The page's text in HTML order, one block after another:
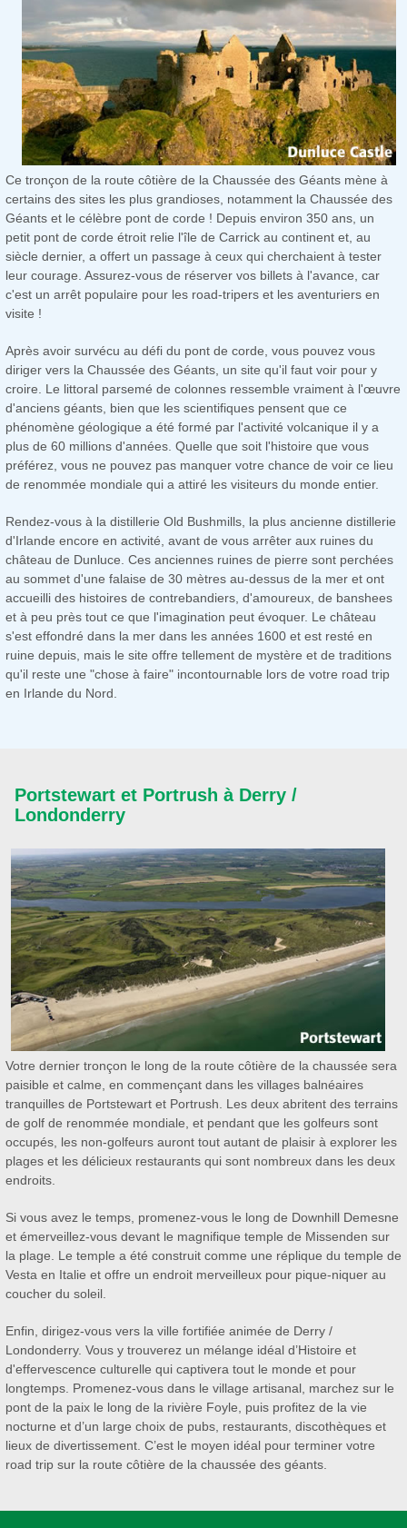
Ce tronçon de la route côtière de la Chaussée des Géants mène à
certains des sites les plus grandioses, notamment la Chaussée des
Géants et le célèbre pont de corde ! Depuis environ 350 ans, un
petit pont de corde étroit relie l'île de Carrick au continent et, au
siècle dernier, a offert un passage à ceux qui cherchaient à tester
leur courage. Assurez-vous de réserver vos billets à l'avance, car
c'est un arrêt populaire pour les road-tripers et les aventuriers en
visite !
Après avoir survécu au défi du pont de corde, vous pouvez vous
diriger vers la Chaussée des Géants, un site qu'il faut voir pour y
croire. Le littoral parsemé de colonnes ressemble vraiment à l'œuvre
d'anciens géants, bien que les scientifiques pensent que ce
phénomène géologique a été formé par l'activité volcanique il y a
plus de 60 millions d'années. Quelle que soit l'histoire que vous
préférez, vous ne pouvez pas manquer votre chance de voir ce lieu
de renommée mondiale qui a attiré les visiteurs du monde entier.
Rendez-vous à la distillerie Old Bushmills, la plus ancienne distillerie
d'Irlande encore en activité, avant de vous arrêter aux ruines du
château de Dunluce. Ces anciennes ruines de pierre sont perchées
au sommet d'une falaise de 30 mètres au-dessus de la mer et ont
accueilli des histoires de contrebandiers, d'amoureux, de banshees
et à peu près tout ce que l'imagination peut évoquer. Le château
s'est effondré dans la mer dans les années 1600 et est resté en
ruine depuis, mais le site offre tellement de mystère et de traditions
qu'il reste une "chose à faire" incontournable lors de votre road trip
en Irlande du Nord.
Portstewart et Portrush à Derry /
Londonderry
Votre dernier tronçon le long de la route côtière de la chaussée sera
paisible et calme, en commençant dans les villages balnéaires
tranquilles de Portstewart et Portrush. Les deux abritent des terrains
de golf de renommée mondiale, et pendant que les golfeurs sont
occupés, les non-golfeurs auront tout autant de plaisir à explorer les
plages et les délicieux restaurants qui sont nombreux dans les deux
endroits.
Si vous avez le temps, promenez-vous le long de Downhill Demesne
et émerveillez-vous devant le magnifique temple de Missenden sur
la plage. Le temple a été construit comme une réplique du temple de
Vesta en Italie et offre un endroit merveilleux pour pique-niquer au
coucher du soleil.
Enfin, dirigez-vous vers la ville fortifiée animée de Derry /
Londonderry. Vous y trouverez un mélange idéal d’Histoire et
d'effervescence culturelle qui captivera tout le monde et pour
longtemps. Promenez-vous dans le village artisanal, marchez sur le
pont de la paix le long de la rivière Foyle, puis profitez de la vie
nocturne et d’un large choix de pubs, restaurants, discothèques et
lieux de divertissement. C’est le moyen idéal pour terminer votre
road trip sur la route côtière de la chaussée des géants.